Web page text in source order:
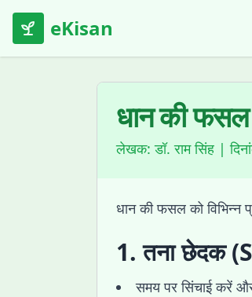
eKisan
धान की फसल
लेखक:डॉ. राम सिंह |
धान की फसल को विभिन्न
1. तना छेदक
समय पर सिंचाई करें